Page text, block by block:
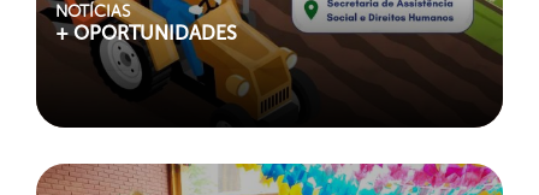
NOTÍCIAS
+ OPORTUNIDADES